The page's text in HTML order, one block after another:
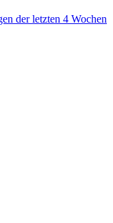
der letzten 4 Wochen